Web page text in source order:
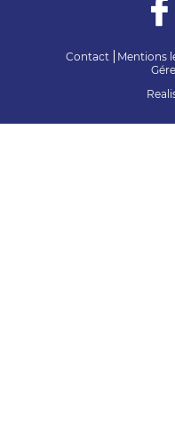
Contact Mentions